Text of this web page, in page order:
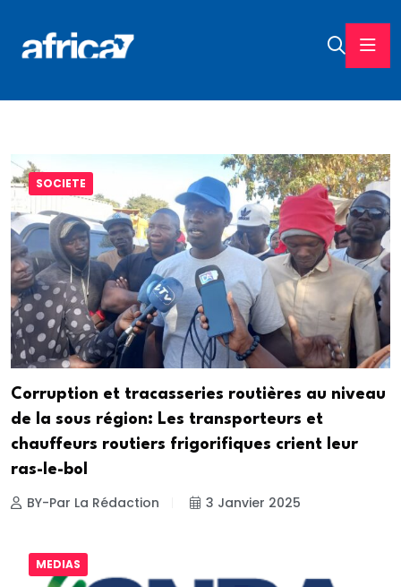
SOCIETE
Corruption et tracasseries routières au niveau
de la sous région: Les transporteurs et
chauffeurs routiers frigorifiques crient leur
ras-le-bol
BY-Par La Rédaction 3 Janvier 2025
MEDIAS